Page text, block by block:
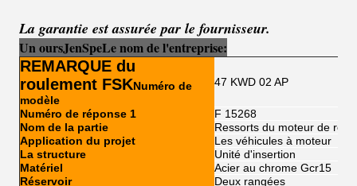
La garantie est assurée par le fournisseur.
Un oursJenSpeLe nom de l'entreprise:
REMARQUE du
roulement FSKNuméro de
modèle
47 KWD 02 AP
Numéro de réponse 1
F 15268
Nom de la partie
Ressorts du moteur de roue
Application du projet
Les véhicules à moteur
La structure
Unité d'insertion
Matériel
Acier au chrome Gcr15
Réservoir
Deux rangées